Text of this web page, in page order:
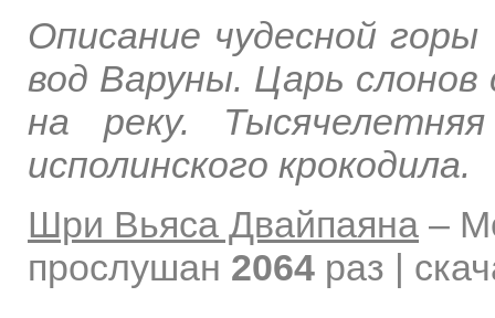
Описание чудесной
вод Варуны. Царь
на реку.
исполинского крокодила.
Шри Вьяса Двайпаяна –
прослушан 2064 раз |